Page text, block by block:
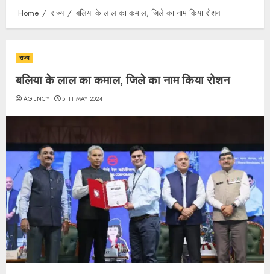
Home राज्य बलिया के लाल का कमाल, जिले का नाम किया रोशन
राज्य
बलिया के लाल का कमाल, जिले का नाम किया रोशन
AGENCY 5TH MAY 2024